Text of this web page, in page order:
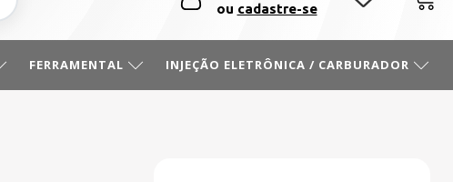
ou cadastre-se
FERRAMENTAL INJEÇÃO ELETRÔNICA / CARBURADOR